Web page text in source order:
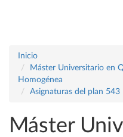
Inicio
Máster Universitario en
Homogénea
Asignaturas del plan 543
Máster